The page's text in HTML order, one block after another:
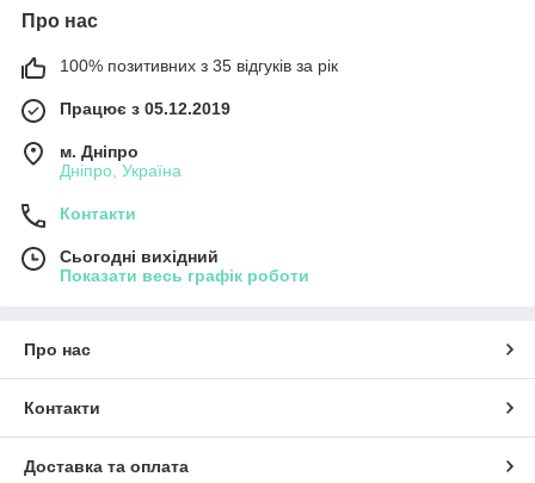
Про нас
100% позитивних з 35 відгуків за рік
Працює з 05.12.2019
м. Дніпро
Дніпро, Україна
Контакти
Сьогодні вихідний
Показати весь графік роботи
Про нас
Контакти
Доставка та оплата